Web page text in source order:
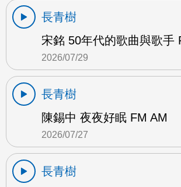
長青樹
宋銘 50年代的歌曲與歌手
2026/07/29
長青樹
陳錫中 夜夜好眠 FM AM
2026/07/27
長青樹